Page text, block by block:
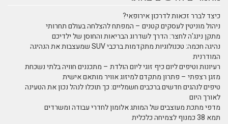
כיצד לברר זכאות לדרכון אירופאי?
ניהול מוניטין לעסקים קטנים – המפתח להצלחה בעולם תחרותי
מתקן נינג'ה לחצר: הדרך לשדרוג הבריאות והחוסן של ילדיכם
נהיגה חכמה: טכנולוגיות מתקדמות ברכבי SUV שמעצבות את הנהיגה
המודרנית
רעיונות וטיפים ליום כיף זוגי ליום הולדת – מתכננים חוויה בלתי נשכחת
מזגן רצפתי – פתרון מתקדם למיזוג אוויר מותאם אישית
טיפים לנהגים חדשים ברכבים חשמליים: כך תוכלו לנהל נכון את הטעינה
לאורך היום
מדפי מתכת מעוצבים של המותג אלומון לחדרי עבודה ומשרדים
תמא 38 כמנוף לצמיחה כלכלית